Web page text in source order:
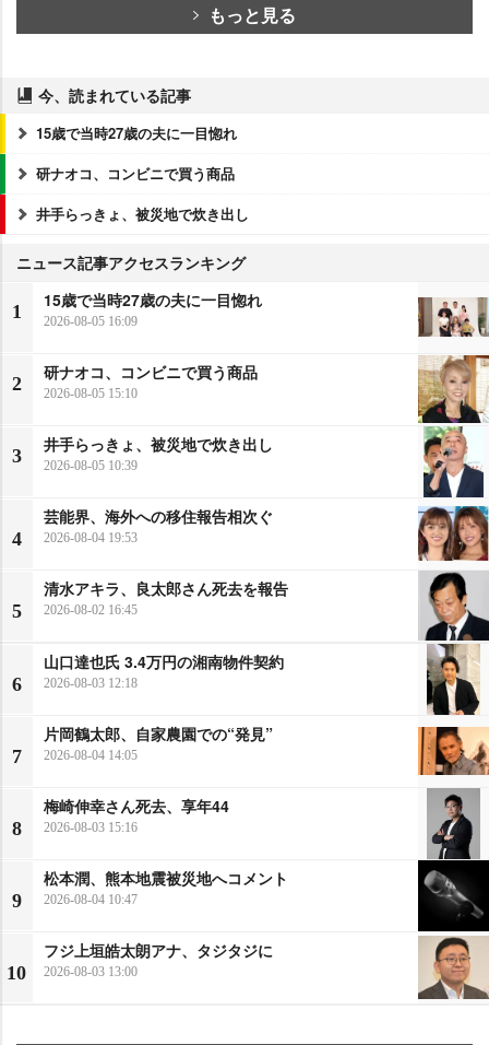
もっと見る
今、読まれている記事
15歳で当時27歳の夫に一目惚れ
研ナオコ、コンビニで買う商品
井手らっきょ、被災地で炊き出し
ニュース記事アクセスランキング
1
15歳で当時27歳の夫に一目惚れ
2026-08-05 16:09
2
研ナオコ、コンビニで買う商品
2026-08-05 15:10
3
井手らっきょ、被災地で炊き出し
2026-08-05 10:39
4
芸能界、海外への移住報告相次ぐ
2026-08-04 19:53
5
清水アキラ、良太郎さん死去を報告
2026-08-02 16:45
6
山口達也氏 3.4万円の湘南物件契約
2026-08-03 12:18
7
片岡鶴太郎、自家農園での“発見”
2026-08-04 14:05
8
梅崎伸幸さん死去、享年44
2026-08-03 15:16
9
松本潤、熊本地震被災地へコメント
2026-08-04 10:47
10
フジ上垣皓太朗アナ、タジタジに
2026-08-03 13:00